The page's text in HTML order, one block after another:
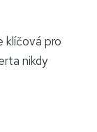
klíčová pro
nikdy